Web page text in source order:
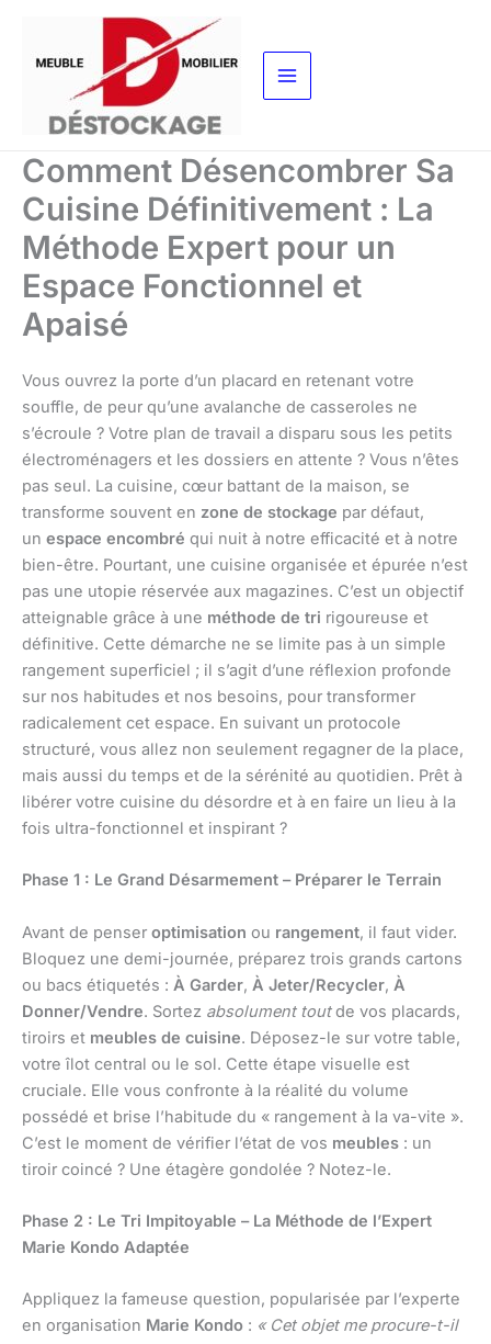
contenu
Comment Désencombrer Sa
Cuisine Définitivement : La
Méthode Expert pour un
Espace Fonctionnel et
Apaisé
Vous ouvrez la porte d’un placard en retenant votre
souffle, de peur qu’une avalanche de casseroles ne
s’écroule ? Votre plan de travail a disparu sous les petits
électroménagers et les dossiers en attente ? Vous n’êtes
pas seul. La cuisine, cœur battant de la maison, se
transforme souvent en zone de stockage par défaut,
un espace encombré qui nuit à notre efficacité et à notre
bien-être. Pourtant, une cuisine organisée et épurée n’est
pas une utopie réservée aux magazines. C’est un objectif
atteignable grâce à une méthode de tri rigoureuse et
définitive. Cette démarche ne se limite pas à un simple
rangement superficiel ; il s’agit d’une réflexion profonde
sur nos habitudes et nos besoins, pour transformer
radicalement cet espace. En suivant un protocole
structuré, vous allez non seulement regagner de la place,
mais aussi du temps et de la sérénité au quotidien. Prêt à
libérer votre cuisine du désordre et à en faire un lieu à la
fois ultra-fonctionnel et inspirant ?
Phase 1 : Le Grand Désarmement – Préparer le Terrain
Avant de penser optimisation ou rangement, il faut vider.
Bloquez une demi-journée, préparez trois grands cartons
ou bacs étiquetés : À Garder, À Jeter/Recycler, À
Donner/Vendre. Sortez absolument toutde vos placards,
tiroirs et meubles de cuisine. Déposez-le sur votre table,
votre îlot central ou le sol. Cette étape visuelle est
cruciale. Elle vous confronte à la réalité du volume
possédé et brise l’habitude du « rangement à la va-vite ».
C’est le moment de vérifier l’état de vos meubles : un
tiroir coincé ? Une étagère gondolée ? Notez-le.
Phase 2 : Le Tri Impitoyable – La Méthode de l’Expert
Marie Kondo Adaptée
Appliquez la fameuse question, popularisée par l’experte
en organisation Marie Kondo : « Cet objet me procure-t-il